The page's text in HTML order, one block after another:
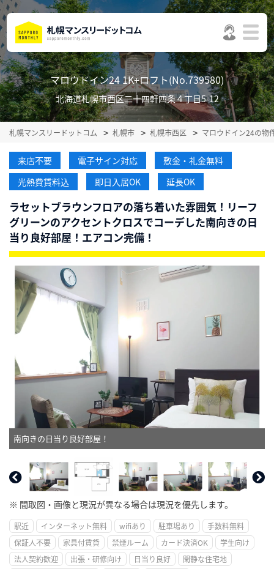
マロウドイン24 1K+ロフト(No.739580)
北海道札幌市西区二十四軒四条４丁目5-12
札幌マンスリードットコム 札幌市 札幌市西区 マロウドイン24の物
来店不要 電子サイン対応
敷金・礼金無料
光熱費賃料込
即日入居OK 延長OK
ラセットブラウンフロアの落ち着いた雰囲気！リーフ
グリーンのアクセントクロスでコーデした南向きの日
当り良好部屋！エアコン完備！
南向きの日当り良好部屋！
※ 間取図・画像と現況が異なる場合は現況を優先します。
駅近 インターネット無料 wifiあり 駐車場あり
手数料無料
保証人不要
家具付賃貸 禁煙ルーム カード決済OK
学生向け
法人契約歓迎
出張・研修向け 日当り良好
閑静な住宅地